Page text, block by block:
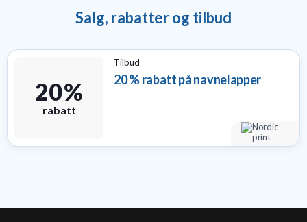
Salg, rabatter og tilbud
20 %
rabatt
Tilbud
20 % rabatt på navnelapper